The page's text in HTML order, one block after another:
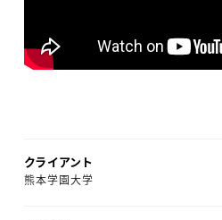
クライアント
熊本学園大学